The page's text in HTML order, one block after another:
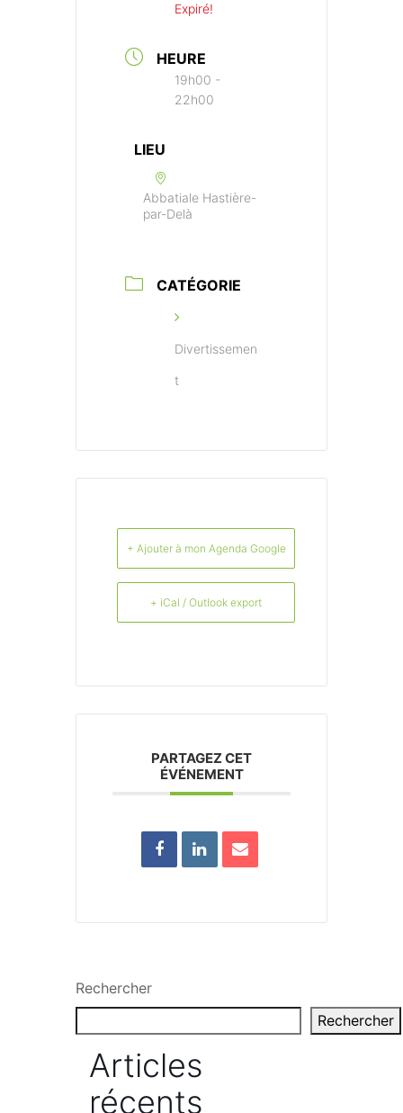
Expiré!
HEURE
19h00 -
22h00
LIEU
Abbatiale Hastière-
par-Delà
CATÉGORIE
Divertissemen
t
+ Ajouter à mon Agenda Google
+ iCal / Outlook export
PARTAGEZ CET
ÉVÉNEMENT
Rechercher
Rechercher
Articles
récents